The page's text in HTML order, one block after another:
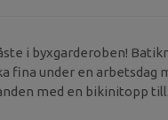
i byxgarderoben!
fina under en arbetsdag
med en bikinitopp
blusen "Mega Ivory" för